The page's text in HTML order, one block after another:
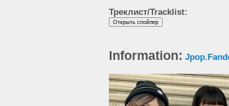
Треклист/Tracklist:
Information: